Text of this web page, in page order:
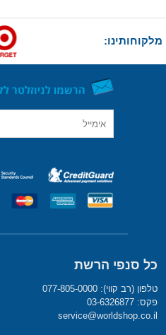
מלקוחותינו:
כל סנפי הרשת
טלפון (רב קווי): 077-805-0000
פקס: 03-6326877
service@worldshop.co.il